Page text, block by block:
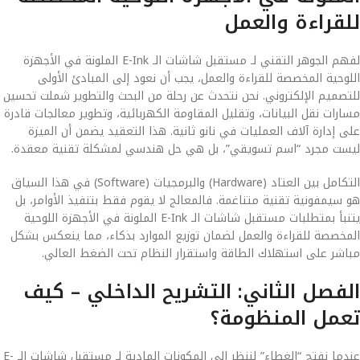
للقراءة والعمل
لفهم الجوهر التقني لـ مستقبل شاشات الـ E-Ink الملونة في الأجهزة
اللوحية المخصصة للقراءة والعمل، يجب أن نعود إلى المبادئ الأولى
للتصميم الإلكتروني. نحن نتحدث عن رحلة من البحث والتطوير شملت تحسين
مسارات نقل البيانات، وتقليل المقاومة الكهربائية، وتطوير معالجات قادرة
على إدارة آلاف العمليات في نانو ثانية. هذا التعقيد يضمن أن الميزة
ليست مجرد “اسم تسويقي”، بل هي حل هندسي لمشكلة تقنية معقدة.
التكامل بين العتاد (Hardware) والبرمجيات (Software) في هذا السياق
هو سيمفونية تقنية متناغمة. فالمعالج لا يقوم فقط بتنفيذ الأوامر، بل
يتنبأ بمتطلبات مستقبل شاشات الـ E-Ink الملونة في الأجهزة اللوحية
المخصصة للقراءة والعمل لضمان توزيع الموارد بذكاء، مما ينعكس بشكل
مباشر على استهلاك الطاقة واستقرار النظام تحت الضغط العالي.
الفصل الثاني: التشريح الداخلي – كيف
تعمل المنظومة؟